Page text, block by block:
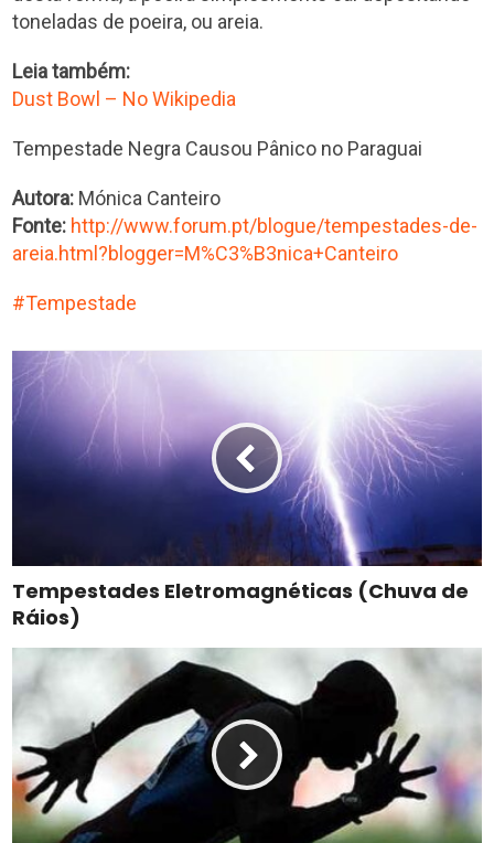
toneladas de poeira, ou areia.
Leia também:
Dust Bowl – No Wikipedia
Tempestade Negra Causou Pânico no Paraguai
Autora: Mónica Canteiro
Fonte: http://www.forum.pt/blogue/tempestades-de-
areia.html?blogger=M%C3%B3nica+Canteiro
Tempestade
Tempestades Eletromagnéticas (Chuva de
Ráios)